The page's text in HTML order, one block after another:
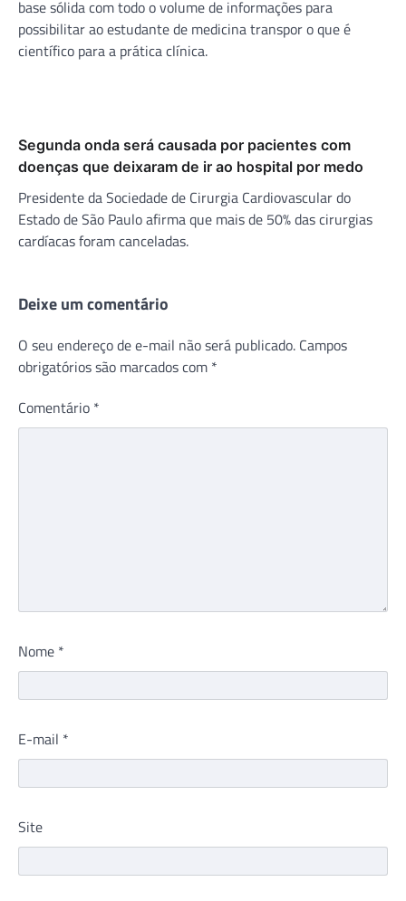
base sólida com todo o volume de informações para
possibilitar ao estudante de medicina transpor o que é
científico para a prática clínica.
Segunda onda será causada por pacientes com
doenças que deixaram de ir ao hospital por medo
Presidente da Sociedade de Cirurgia Cardiovascular do
Estado de São Paulo afirma que mais de 50% das cirurgias
cardíacas foram canceladas.
Deixe um comentário
O seu endereço de e-mail não será publicado. Campos
obrigatórios são marcados com *
Comentário *
Nome *
E-mail *
Site